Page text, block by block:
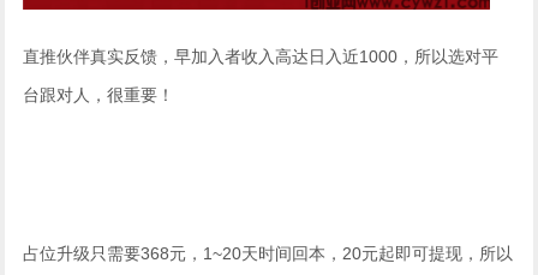
直推伙伴真实反馈，早加入者收入高达日入近1000，所以选对平
台跟对人，很重要！
占位升级只需要368元，1~20天时间回本，20元起即可提现，所以